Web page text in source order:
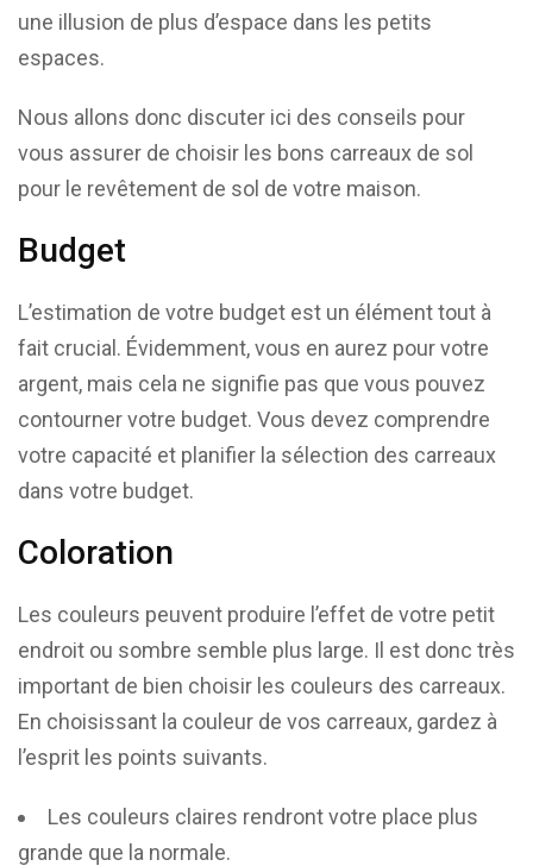
une illusion de plus d’espace dans les petits
espaces.
Nous allons donc discuter ici des conseils pour
vous assurer de choisir les bons carreaux de sol
pour le revêtement de sol de votre maison.
Budget
L’estimation de votre budget est un élément tout à
fait crucial. Évidemment, vous en aurez pour votre
argent, mais cela ne signifie pas que vous pouvez
contourner votre budget. Vous devez comprendre
votre capacité et planifier la sélection des carreaux
dans votre budget.
Coloration
Les couleurs peuvent produire l’effet de votre petit
endroit ou sombre semble plus large. Il est donc très
important de bien choisir les couleurs des carreaux.
En choisissant la couleur de vos carreaux, gardez à
l’esprit les points suivants.
Les couleurs claires rendront votre place plus
grande que la normale.